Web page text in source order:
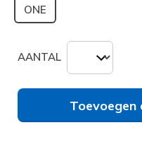
ONE
AANTAL